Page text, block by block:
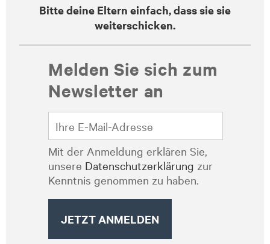
Bitte deine Eltern einfach, dass sie sie
weiterschicken.
Melden Sie sich zum
Newsletter an
Mit der Anmeldung erklären Sie,
unsere Datenschutzerklärung zur
Kenntnis genommen zu haben.